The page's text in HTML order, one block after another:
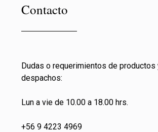
Contacto
Dudas o requerimientos de productos
despachos:
Lun a vie de 10.00 a 18.00 hrs.
+56 9 4223 4969